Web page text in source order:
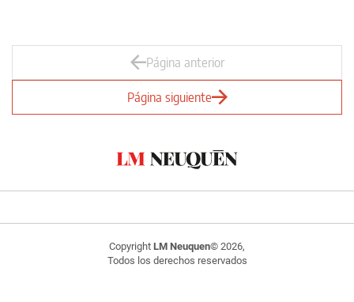
Página anterior
Página siguiente
Copyright LM Neuquen© 2026,
Todos los derechos reservados